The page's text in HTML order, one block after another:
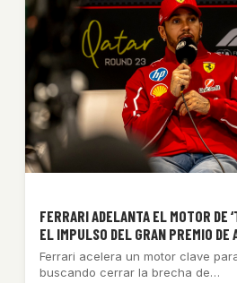
FERRARI ADELANTA EL MOTOR DE
EL IMPULSO DEL GRAN PREMIO DE
Ferrari acelera un motor clave
buscando cerrar la brecha de…